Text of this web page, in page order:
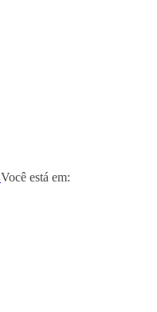
Você está em: